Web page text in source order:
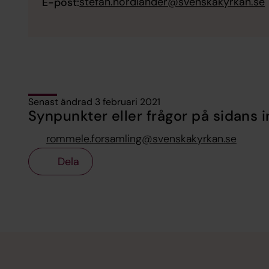
Senast ändrad 3 februari 2021
Synpunkter eller frågor på sidans
rommele.forsamling@svenskakyrkan.se
Dela